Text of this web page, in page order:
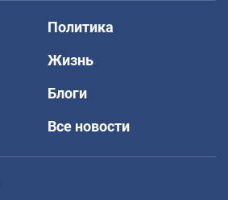
Политика
Жизнь
Блоги
Все новости